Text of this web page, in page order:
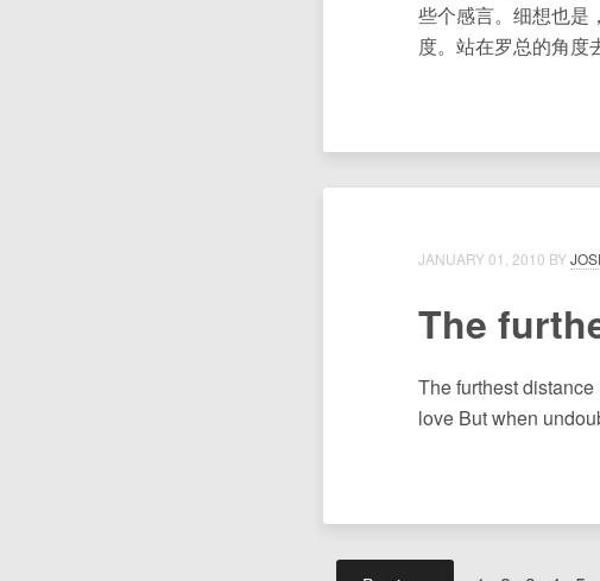
些个感言。细想也是
度。站在罗总的角度
JANUARY 01, 2010
The
The furthest
love But when